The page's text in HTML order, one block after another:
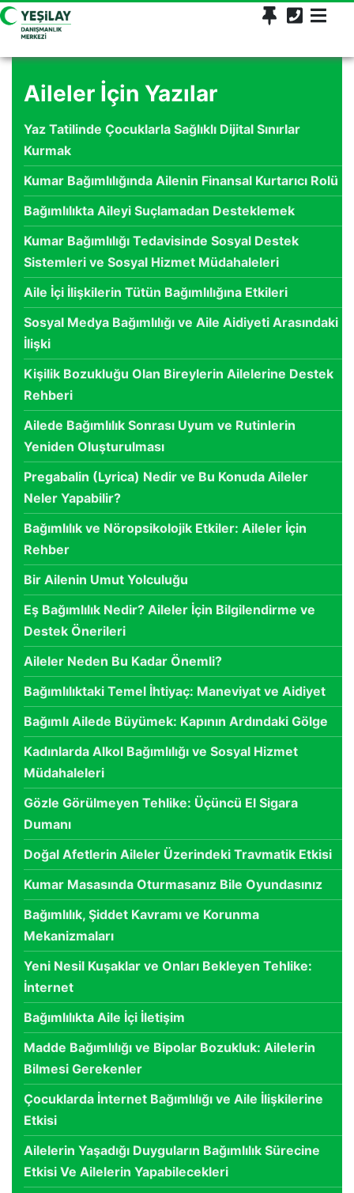
Aileler İçin Yazılar
Yaz Tatilinde Çocuklarla Sağlıklı Dijital Sınırlar
Kurmak
Kumar Bağımlılığında Ailenin Finansal Kurtarıcı Rolü
Bağımlılıkta Aileyi Suçlamadan Desteklemek
Kumar Bağımlılığı Tedavisinde Sosyal Destek
Sistemleri ve Sosyal Hizmet Müdahaleleri
Aile İçi İlişkilerin Tütün Bağımlılığına Etkileri
Sosyal Medya Bağımlılığı ve Aile Aidiyeti Arasındaki
İlişki
Kişilik Bozukluğu Olan Bireylerin Ailelerine Destek
Rehberi
Ailede Bağımlılık Sonrası Uyum ve Rutinlerin
Yeniden Oluşturulması
Pregabalin (Lyrica) Nedir ve Bu Konuda Aileler
Neler Yapabilir?
Bağımlılık ve Nöropsikolojik Etkiler: Aileler İçin
Rehber
Bir Ailenin Umut Yolculuğu
Eş Bağımlılık Nedir? Aileler İçin Bilgilendirme ve
Destek Önerileri
Aileler Neden Bu Kadar Önemli?
Bağımlılıktaki Temel İhtiyaç: Maneviyat ve Aidiyet
Bağımlı Ailede Büyümek: Kapının Ardındaki Gölge
Kadınlarda Alkol Bağımlılığı ve Sosyal Hizmet
Müdahaleleri
Gözle Görülmeyen Tehlike: Üçüncü El Sigara
Dumanı
Doğal Afetlerin Aileler Üzerindeki Travmatik Etkisi
Kumar Masasında Oturmasanız Bile Oyundasınız
Bağımlılık, Şiddet Kavramı ve Korunma
Mekanizmaları
Yeni Nesil Kuşaklar ve Onları Bekleyen Tehlike:
İnternet
Bağımlılıkta Aile İçi İletişim
Madde Bağımlılığı ve Bipolar Bozukluk: Ailelerin
Bilmesi Gerekenler
Çocuklarda İnternet Bağımlılığı ve Aile İlişkilerine
Etkisi
Ailelerin Yaşadığı Duyguların Bağımlılık Sürecine
Etkisi Ve Ailelerin Yapabilecekleri